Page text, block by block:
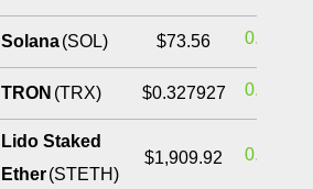
Solana (SOL) $73.56 0.47%
TRON (TRX) $0.327927 0.29%
Lido Staked
Ether (STETH)
$1,909.92 0.70%